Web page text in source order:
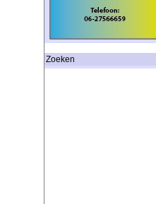
Zoeken